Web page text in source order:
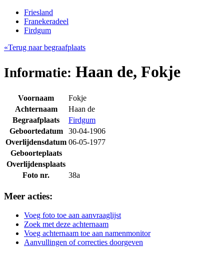
Friesland
Franekeradeel
Firdgum
«Terug naar begraafplaats
Informatie: Haan de, Fokje
Voornaam
Fokje
Achternaam
Haan de
Begraafplaats
Firdgum
Geboortedatum
30-04-1906
Overlijdensdatum 06-05-1977
Geboorteplaats
Overlijdensplaats
Foto nr.
38a
Meer acties:
Voeg foto toe aan aanvraaglijst
Zoek met deze achternaam
Voeg achternaam toe aan namenmonitor
Aanvullingen of correcties doorgeven